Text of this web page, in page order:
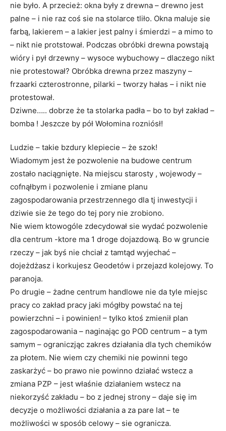
nie było. A przecież: okna były z drewna – drewno jest
palne – i nie raz coś sie na stolarce tliło. Okna maluje sie
farbą, lakierem – a lakier jest palny i śmierdzi – a mimo to
– nikt nie protstował. Podczas obróbki drewna powstają
wióry i pył drzewny – wysoce wybuchowy – dlaczego nikt
nie protestował? Obróbka drewna przez maszyny –
frzaarki czterostronne, pilarki – tworzy hałas – i nikt nie
protestował.
Dziwne….. dobrze że ta stolarka padła – bo to był zakład –
bomba ! Jeszcze by pół Wołomina rozniósł!
Ludzie – takie bzdury klepiecie – że szok!
Wiadomym jest że pozwolenie na budowe centrum
zostało naciągnięte. Na miejscu starosty , wojewody –
cofnąłbym i pozwolenie i zmiane planu
zagospodarowania przestrzennego dla tj inwestycji i
dziwie sie że tego do tej pory nie zrobiono.
Nie wiem ktowogóle zdecydował sie wydać pozwolenie
dla centrum -ktore ma 1 droge dojazdową. Bo w gruncie
rzeczy – jak byś nie chciał z tamtąd wyjechać –
dojeżdżasz i korkujesz Geodetów i przejazd kolejowy. To
paranoja.
Po drugie – żadne centrum handlowe nie da tyle miejsc
pracy co zakład pracy jaki mógłby powstać na tej
powierzchni – i powinien! – tylko ktoś zmienił plan
zagospodarowania – naginając go POD centrum – a tym
samym – ograniczjąc zakres działania dla tych chemików
za płotem. Nie wiem czy chemiki nie powinni tego
zaskarżyć – bo prawo nie powinno działać wstecz a
zmiana PZP – jest właśnie działaniem wstecz na
niekorzyść zakładu – bo z jednej strony – daje się im
decyzje o możliwości działania a za pare lat – te
możliwości w sposób celowy – sie ogranicza.